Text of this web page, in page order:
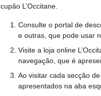
cupão L’Occitane.
Consulte o portal de
e outras, que pode usar
Visite a loja online
navegação, que é
Ao visitar cada secção
apresentados na aba